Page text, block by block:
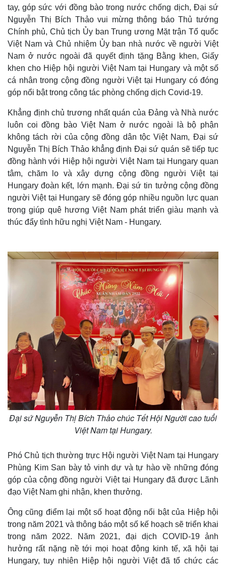
Thế giới
Quan sát
Cuộc sống đó đây
Hồ sơ
Multimedia
Ảnh
E-Magazine
Infographic
Kinh tế
Bất động sản
Khởi nghiệp
Thị trường
Giá vàng
Tiêu dùng
Tỷ giá
tay, góp sức với đồng bào trong nước chống dịch, Đại sứ
Nguyễn Thị Bích Thảo vui mừng thông báo Thủ tướng
Chính phủ, Chủ tịch Ủy ban Trung ương Mặt trận Tổ quốc
Việt Nam và Chủ nhiệm Ủy ban nhà nước về người Việt
Nam ở nước ngoài đã quyết định tặng Bằng khen, Giấy
khen cho Hiệp hội người Việt Nam tại Hungary và một số
cá nhân trong cộng đồng người Việt tại Hungary có đóng
góp nổi bật trong công tác phòng chống dịch Covid-19.
Khẳng định chủ trương nhất quán của Đảng và Nhà nước
luôn coi đồng bào Việt Nam ở nước ngoài là bộ phận
không tách rời của cộng đồng dân tộc Việt Nam, Đại sứ
Nguyễn Thị Bích Thảo khẳng định Đại sứ quán sẽ tiếp tục
đồng hành với Hiệp hội người Việt Nam tại Hungary quan
tâm, chăm lo và xây dựng cộng đồng người Việt tại
Hungary đoàn kết, lớn mạnh. Đại sứ tin tưởng cộng đồng
người Việt tại Hungary sẽ đóng góp nhiều nguồn lực quan
trọng giúp quê hương Việt Nam phát triển giàu mạnh và
thúc đẩy tình hữu nghị Việt Nam - Hungary.
Đại sứ Nguyễn Thị Bích Thảo chúc Tết Hội Người cao tuổi
Việt Nam tại Hungary.
Phó Chủ tịch thường trực Hội người Việt Nam tại Hungary
Phùng Kim San bày tỏ vinh dự và tự hào về những đóng
góp của cộng đồng người Việt tại Hungary đã được Lãnh
đạo Việt Nam ghi nhận, khen thưởng.
Ông cũng điểm lại một số hoạt động nổi bật của Hiệp hội
trong năm 2021 và thông báo một số kế hoạch sẽ triển khai
trong năm 2022. Năm 2021, đại dịch COVID-19 ảnh
hưởng rất nặng nề tới mọi hoạt động kinh tế, xã hội tại
Hungary, tuy nhiên Hiệp hội người Việt đã tổ chức các